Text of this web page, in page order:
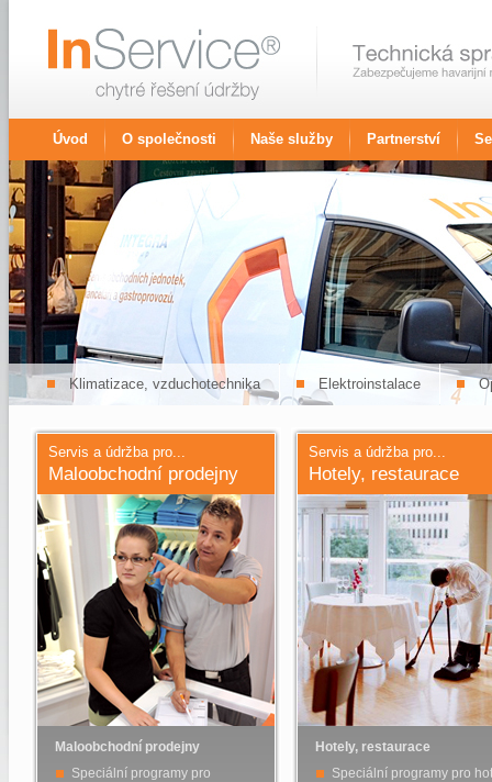
Úvod O společnosti Naše služby Partnerství
Klimatizace, vzduchotechnika Elektroinstalace
Servis a údržba pro...
Maloobchodní prodejny
Maloobchodní prodejny
Speciální programy pro
Servis a údržba pro...
Hotely, restaurace
Hotely, restaurace
Speciální programy pro